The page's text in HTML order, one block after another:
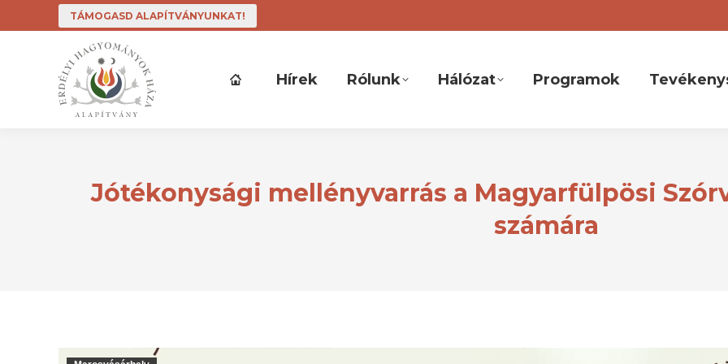
TÁMOGASD ALAPÍTVÁNYUNKAT!
Hírek Rólunk Hálózat Programok
Jótékonysági mellényvarrás a Magyarfülpösi
számára